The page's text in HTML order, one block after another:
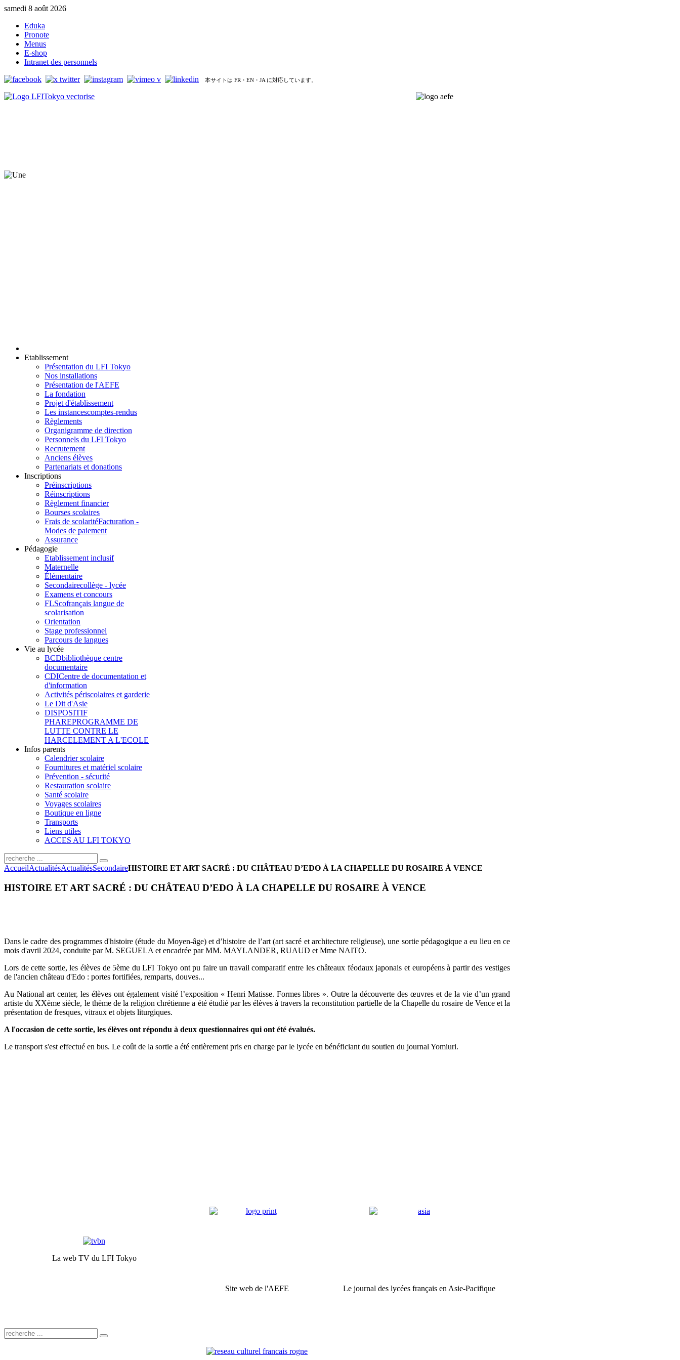
samedi 8 août 2026
Eduka
Pronote
Menus
E-shop
Intranet des personnels
本サイトは FR・EN・JA に対応しています。
Etablissement
Présentation du LFI Tokyo
Nos installations
Présentation de l'AEFE
La fondation
Projet d'établissement
Les instancescomptes-rendus
Règlements
Organigramme de direction
Personnels du LFI Tokyo
Recrutement
Anciens élèves
Partenariats et donations
Inscriptions
Préinscriptions
Réinscriptions
Règlement financier
Bourses scolaires
Frais de scolaritéFacturation -
Modes de paiement
Assurance
Pédagogie
Etablissement inclusif
Maternelle
Élémentaire
Secondairecollège - lycée
Examens et concours
FLScofrançais langue de
scolarisation
Orientation
Stage professionnel
Parcours de langues
Vie au lycée
BCDbibliothèque centre
documentaire
CDICentre de documentation et
d'information
Activités périscolaires et garderie
Le Dit d'Asie
DISPOSITIF
PHAREPROGRAMME DE
LUTTE CONTRE LE
HARCELEMENT A L'ECOLE
Infos parents
Calendrier scolaire
Fournitures et matériel scolaire
Prévention - sécurité
Restauration scolaire
Santé scolaire
Voyages scolaires
Boutique en ligne
Transports
Liens utiles
ACCES AU LFI TOKYO
AccueilActualitésActualitésSecondaireHISTOIRE ET ART SACRÉ : DU CHÂTEAU D’EDO À LA CHAPELLE DU ROSAIRE À VENCE
HISTOIRE ET ART SACRÉ : DU CHÂTEAU D’EDO À LA CHAPELLE DU ROSAIRE À VENCE
Dans le cadre des programmes d'histoire (étude du Moyen-âge) et d’histoire de l’art (art sacré et architecture religieuse), une sortie pédagogique a eu lieu en ce
mois d'avril 2024, conduite par M. SEGUELA et encadrée par MM. MAYLANDER, RUAUD et Mme NAITO.
Lors de cette sortie, les élèves de 5ème du LFI Tokyo ont pu faire un travail comparatif entre les châteaux féodaux japonais et européens à partir des vestiges
de l'ancien château d'Edo : portes fortifiées, remparts, douves...
Au National art center, les élèves ont également visité l’exposition « Henri Matisse. Formes libres ». Outre la découverte des œuvres et de la vie d’un grand
artiste du XXème siècle, le thème de la religion chrétienne a été étudié par les élèves à travers la reconstitution partielle de la Chapelle du rosaire de Vence et la
présentation de fresques, vitraux et objets liturgiques.
A l'occasion de cette sortie, les élèves ont répondu à deux questionnaires qui ont été évalués.
Le transport s'est effectué en bus. Le coût de la sortie a été entièrement pris en charge par le lycée en bénéficiant du soutien du journal Yomiuri.
La web TV du LFI Tokyo
Site web de l'AEFE Le journal des lycées français en Asie-Pacifique